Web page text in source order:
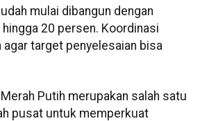
mulai dibangun dengan
20 persen. Koordinasi
target penyelesaian bisa
Putih merupakan salah satu
pusat untuk memperkuat